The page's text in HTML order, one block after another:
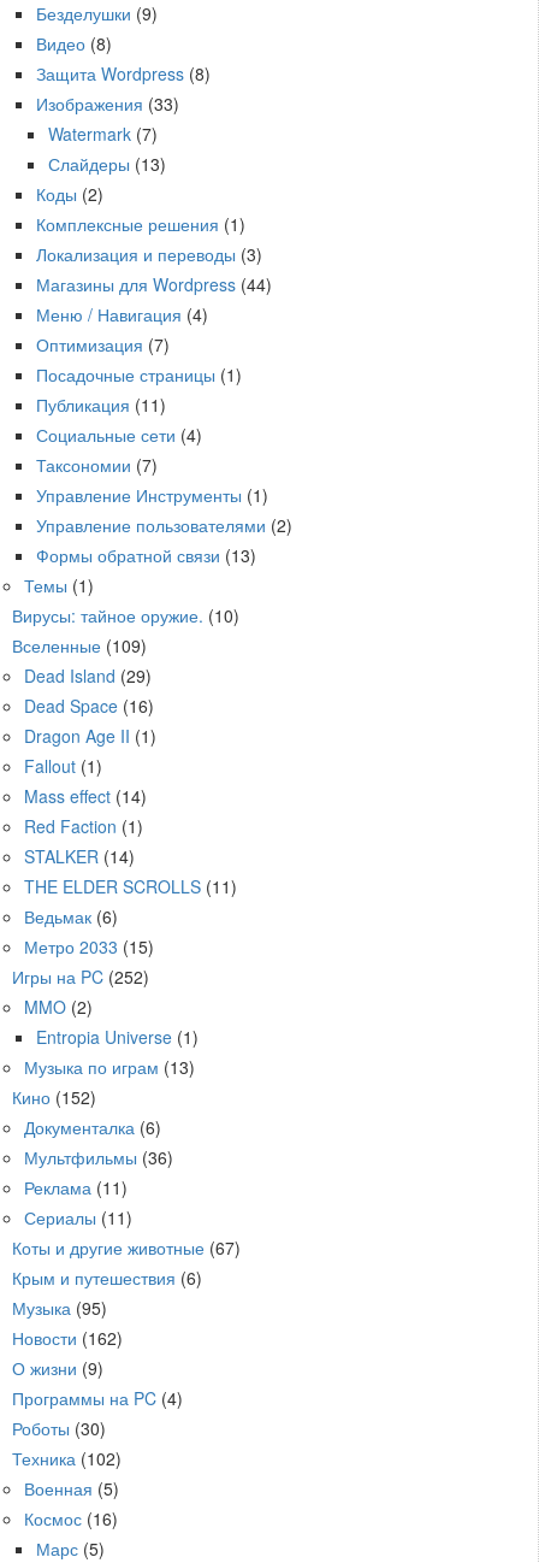
Безделушки (9)
Видео (8)
Защита Wordpress (8)
Изображения (33)
Watermark (7)
Слайдеры (13)
Коды (2)
Комплексные решения (1)
Локализация и переводы (3)
Магазины для Wordpress (44)
Меню / Навигация (4)
Оптимизация (7)
Посадочные страницы (1)
Публикация (11)
Социальные сети (4)
Таксономии (7)
Управление Инструменты (1)
Управление пользователями (2)
Формы обратной связи (13)
Темы (1)
Вирусы: тайное оружие. (10)
Вселенные (109)
Dead Island (29)
Dead Space (16)
Dragon Age II (1)
Fallout (1)
Mass effect (14)
Red Faction (1)
STALKER (14)
THE ELDER SCROLLS (11)
Ведьмак (6)
Метро 2033 (15)
Игры на PC (252)
MMO (2)
Entropia Universe (1)
Музыка по играм (13)
Кино (152)
Документалка (6)
Мультфильмы (36)
Реклама (11)
Сериалы (11)
Коты и другие животные (67)
Крым и путешествия (6)
Музыка (95)
Новости (162)
О жизни (9)
Программы на PC (4)
Роботы (30)
Техника (102)
Военная (5)
Космос (16)
Марс (5)